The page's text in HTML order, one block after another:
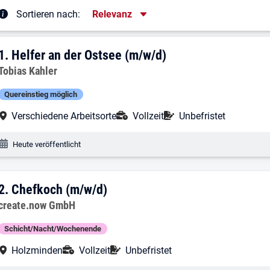
Sortieren nach: Sortierung
Relevanz
Ergebnis: Helfer an der Ostsee (m/w/
Helfer an der Ostsee (m/w/d)
Kahler
Quereinstieg möglich
Arbeitsort:
Verschiedene Arbeitsorte Anstellungsart:
Vollzeit Befristung:
Unbefristet
Veröffentlichungsdatum:
Heute veröffentlicht
Ergebnis: Chefkoch (m/w/d)
Chefkoch (m/w/d)
GmbH
Schicht/Nacht/Wochenende
Arbeitsort:
Holzminden Anstellungsart:
Vollzeit Befristung:
Unbefristet